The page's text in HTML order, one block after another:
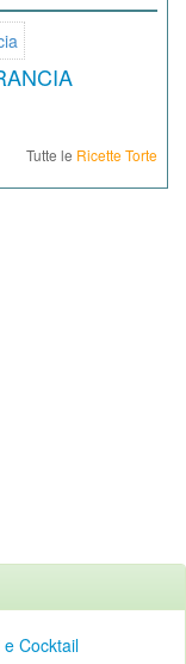
Tutte le Ricette Torte
Cocktail